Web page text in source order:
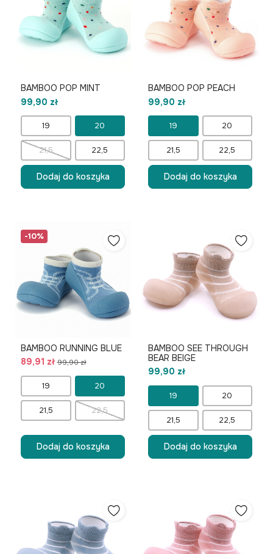
BAMBOO POP MINT
99,90 zł
19 20
21,5 22,5
Dodaj do koszyka
BAMBOO POP PEACH
99,90 zł
19 20
21,5 22,5
Dodaj do koszyka
-10%
BAMBOO RUNNING BLUE
89,91 zł99,90 zł
19 20
21,5 22,5
Dodaj do koszyka
BAMBOO SEE THROUGH
BEAR BEIGE
99,90 zł
19 20
21,5 22,5
Dodaj do koszyka